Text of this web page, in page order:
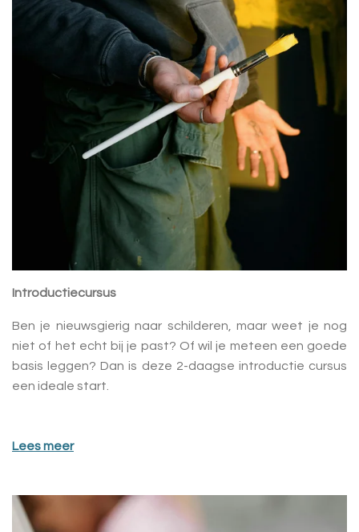
Introductiecursus
Ben je nieuwsgierig naar schilderen, maar weet je nog
niet of het echt bij je past? Of wil je meteen een goede
basis leggen? Dan is deze 2-daagse introductie cursus
een ideale start.
Lees meer